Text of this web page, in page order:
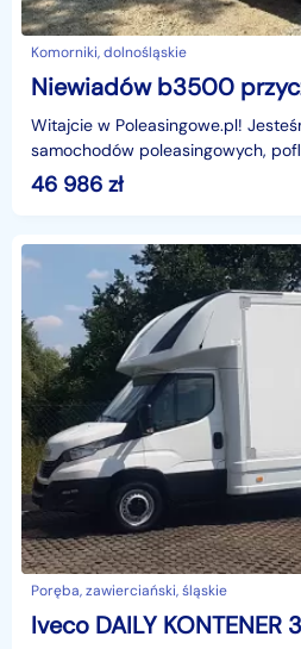
Komorniki, dolnośląskie
Witajcie w Poleasingowe.pl!
samochodów poleasingowych,
powindykacyjnych.Mamy dla was
NIEWIADÓ
46 986 zł
Poręba, zawierciański, śląskie